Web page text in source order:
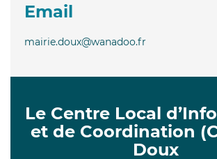
Email
mairie.doux@wanadoo.fr
Le Centre Local
et de Coordination
Doux